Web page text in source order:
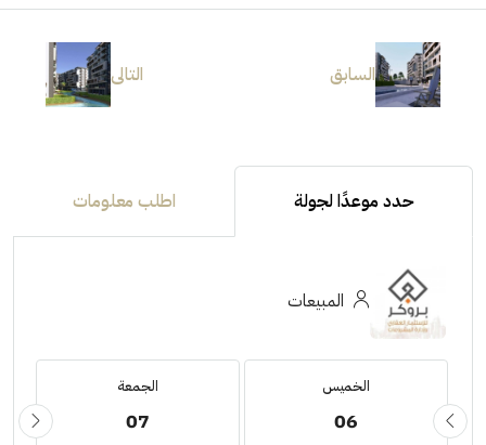
السابق التالى
حدد موعدًا لجولة اطلب معلومات
المبيعات
الخميس
06
الجمعة
07